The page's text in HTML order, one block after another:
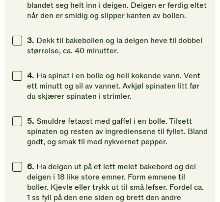
blandet seg helt inn i deigen. Deigen er ferdig eltet
når den er smidig og slipper kanten av bollen.
3. Dekk til bakebollen og la deigen heve til dobbel
størrelse, ca. 40 minutter.
4. Ha spinat i en bolle og hell kokende vann. Vent
ett minutt og sil av vannet. Avkjøl spinaten litt før
du skjærer spinaten i strimler.
5. Smuldre fetaost med gaffel i en bolle. Tilsett
spinaten og resten av ingrediensene til fyllet. Bland
godt, og smak til med nykvernet pepper.
6. Ha deigen ut på et lett melet bakebord og del
deigen i 18 like store emner. Form emnene til
boller. Kjevle eller trykk ut til små lefser. Fordel ca.
1 ss fyll på den ene siden og brett den andre